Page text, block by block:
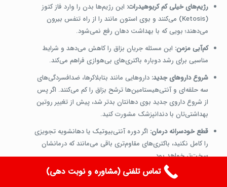
رژیم‌های خیلی کم کربوهیدرات: این رژیم‌ها بدن را وارد فاز کتوز
(Ketosis) می‌کنند و بوی استون مانند را از راه تنفس بیرون
می‌دهند؛ بویی که با بهداشت دهان رفع نمی‌شود.
کم‌آبی مزمن: این مسئله جریان بزاق را کاهش می‌دهد و شرایط
مناسبی برای رشد دوباره باکتری‌های بی‌هوازی فراهم می‌کند.
شروع داروهای جدید: داروهایی مانند بتابلاکرها، ضدافسردگی‌های
سه حلقه‌ای و آنتی‌هیستامین‌ها ترشح بزاق را کم می‌کنند. اگر پس
از شروع داروی جدید بوی دهانتان بدتر شد، پیش از تغییر روتین
بهداشتی‌تان با دندانپزشک مشورت کنید.
قطع خودسرانه درمان: اگر دوره آنتی‌بیوتیک یا دهانشویه تجویزی
را کامل نکنید، باکتری‌های مقاوم‌تری باقی می‌مانند که درمانشان
سخت‌تر خواهد بود.
سوالات متداول درباره بوی بد دهان
تماس تلفنی (مشاوره و نوبت دهی)